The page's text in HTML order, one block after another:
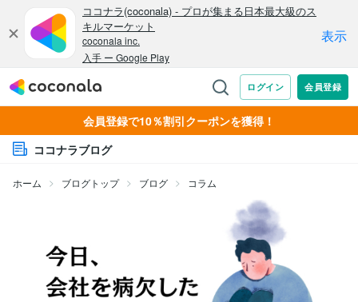
会員登録で10％割引クーポンを獲得！
ココナラブログ
ホーム ブログトップ ブログ コラム